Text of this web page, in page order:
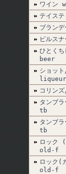
ワイン
テイス
ブラン
ピルス
ひとく
beer
ショッ
liqueur
コリン
タンブ
tb
タンブ
tb
ロック
old-f
ロック(
old-f